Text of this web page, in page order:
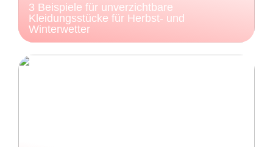
3 Beispiele für unverzichtbare
Kleidungsstücke für Herbst- und
Winterwetter